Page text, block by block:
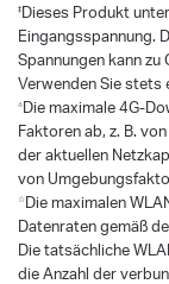
‡Dieses Produkt
Eingangsspannung.
Spannungen kann
Verwenden Sie stets
△Die maximale 4G-
Faktoren ab, z. B.
der aktuellen
von
☆Die maximalen
Datenraten gemäß
Die tatsächliche
die Anzahl der